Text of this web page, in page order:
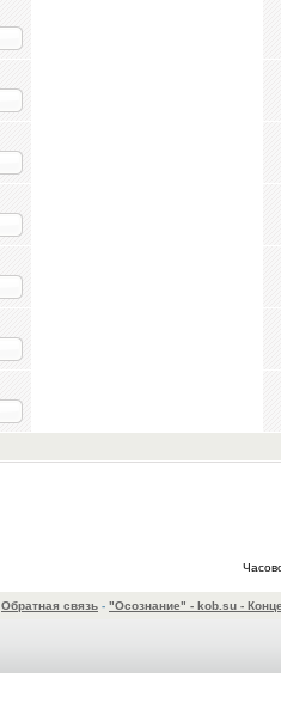
Обратная связь - "Осознание" - kob.su -